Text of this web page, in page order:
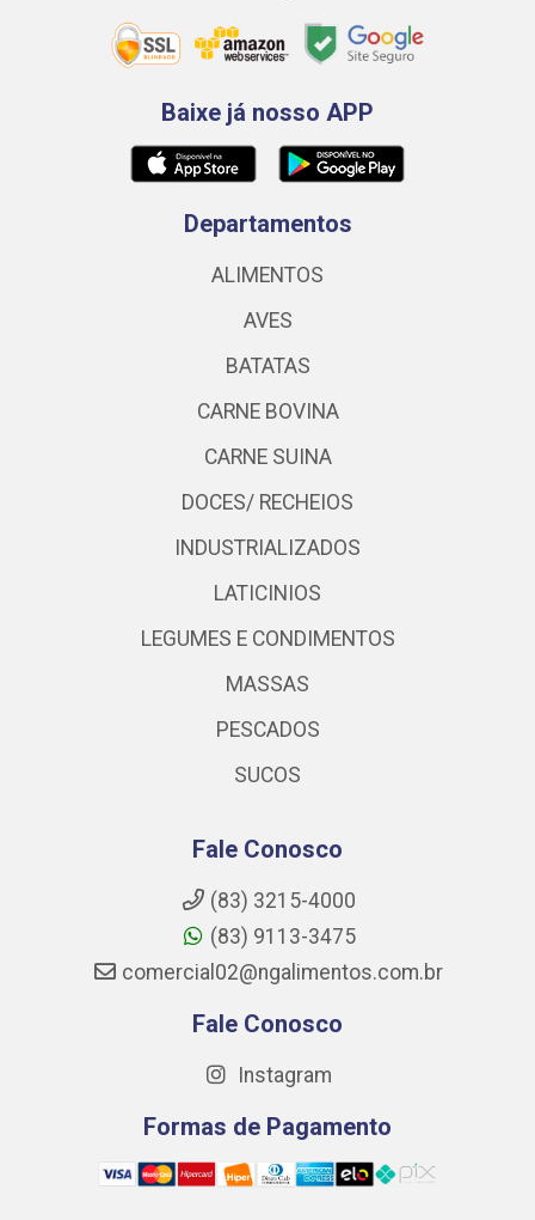
Baixe já nosso APP
Departamentos
ALIMENTOS
AVES
BATATAS
CARNE BOVINA
CARNE SUINA
DOCES/ RECHEIOS
INDUSTRIALIZADOS
LATICINIOS
LEGUMES E CONDIMENTOS
MASSAS
PESCADOS
SUCOS
Fale Conosco
(83) 3215-4000
(83) 9113-3475
comercial02@ngalimentos.com.br
Fale Conosco
Instagram
Formas de Pagamento